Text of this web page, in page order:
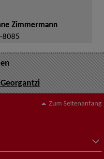
Zimmermann
8085
Zum Seitenanfang